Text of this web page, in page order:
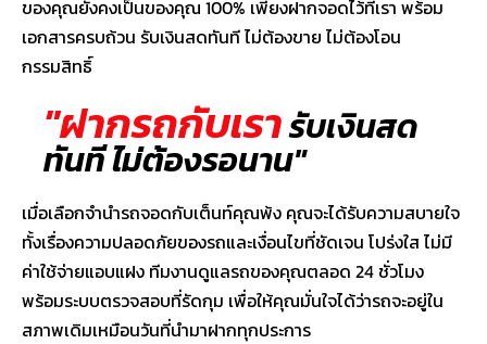
ของคุณยังคงเป็นของคุณ 100% เพียงฝากจอดไว้ที่เรา พร้อม
เอกสารครบถ้วน รับเงินสดทันที ไม่ต้องขาย ไม่ต้องโอน
กรรมสิทธิ์
"ฝากรถกับเรารับเงินสด
ทันที ไม่ต้องรอนาน"
เมื่อเลือกจำนำรถจอดกับเต็นท์คุณพ้ง คุณจะได้รับความสบายใจ
ทั้งเรื่องความปลอดภัยของรถและเงื่อนไขที่ชัดเจน โปร่งใส ไม่มี
ค่าใช้จ่ายแอบแฝง ทีมงานดูแลรถของคุณตลอด 24 ชั่วโมง
พร้อมระบบตรวจสอบที่รัดกุม เพื่อให้คุณมั่นใจได้ว่ารถจะอยู่ใน
สภาพเดิมเหมือนวันที่นำมาฝากทุกประการ